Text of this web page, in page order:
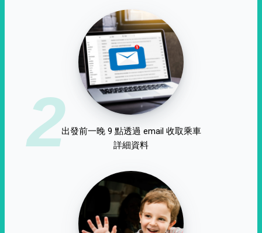
2出發前一晚 9 點透過 email 收取乘車
詳細資料